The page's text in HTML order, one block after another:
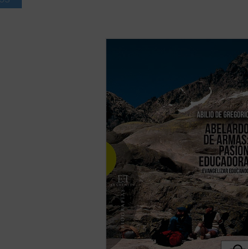
Abelardo de Armas es un formador de
formadores. Discípulo aventajado del P.
Morales, enriqueció el ya de por sí fértil
estilo educativo de su maestro,
vertiendo en él sus convicciones,
adquiridas en la escuela de los Ejercicios
espirituales ...(ver ficha)